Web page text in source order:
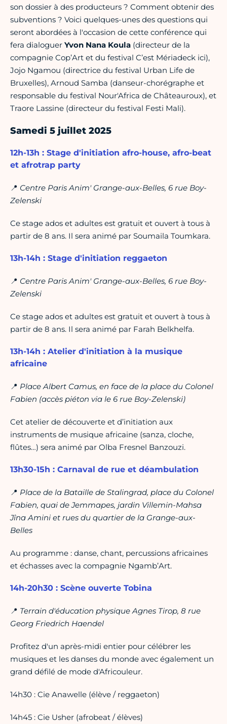
son dossier à des producteurs ? Comment obtenir des
subventions ? Voici quelques-unes des questions qui
seront abordées à l'occasion de cette conférence qui
fera dialoguer Yvon Nana Koula (directeur de la
compagnie Cop’Art et du festival C’est Mériadeck ici),
Jojo Ngamou (directrice du festival Urban Life de
Bruxelles), Arnoud Samba (danseur-chorégraphe et
responsable du festival Nour'Africa de Châteauroux), et
Traore Lassine (directeur du festival Festi Mali).
Samedi 5 juillet 2025
12h-13h : Stage d'initiation afro-house, afro-beat
et afrotrap party
📍 Centre Paris Anim' Grange-aux-Belles, 6 rue Boy-
Zelenski
Ce stage ados et adultes est gratuit et ouvert à tous à
partir de 8 ans. Il sera animé par Soumaila Toumkara.
13h-14h : Stage d'initiation reggaeton
📍 Centre Paris Anim' Grange-aux-Belles, 6 rue Boy-
Zelenski
Ce stage ados et adultes est gratuit et ouvert à tous à
partir de 8 ans. Il sera animé par Farah Belkhelfa.
13h-14h : Atelier d'initiation à la musique
africaine
📍 Place Albert Camus, en face de la place du Colonel
Fabien (accès piéton via le 6 rue Boy-Zelenski)
Cet atelier de découverte et d’initiation aux
instruments de musique africaine (sanza, cloche,
flûtes…) sera animé par Olba Fresnel Banzouzi.
13h30-15h : Carnaval de rue et déambulation
📍 Place de la Bataille de Stalingrad, place du Colonel
Fabien, quai de Jemmapes, jardin Villemin-Mahsa
Jîna Amini et rues du quartier de la Grange-aux-
Belles
Au programme : danse, chant, percussions africaines
et échasses avec la compagnie Ngamb’Art.
14h-20h30 : Scène ouverte Tobina
📍 Terrain d'éducation physique Agnes Tirop, 8 rue
Georg Friedrich Haendel
Profitez d'un après-midi entier pour célébrer les
musiques et les danses du monde avec également un
grand défilé de mode d'Africouleur.
14h30 : Cie Anawelle (élève / reggaeton)
14h45 : Cie Usher (afrobeat / élèves)